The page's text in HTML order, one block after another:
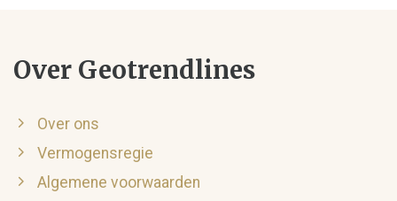
Over Geotrendlines
Over ons
Vermogensregie
Algemene voorwaarden